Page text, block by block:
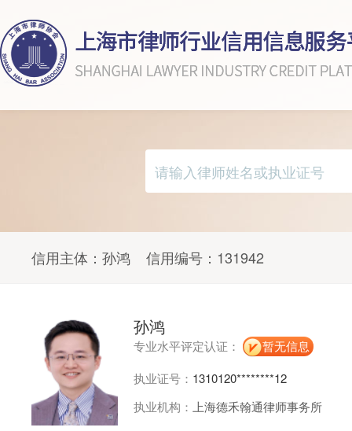
信用主体： 孙鸿 信用编号： 131942
孙鸿
专业水平评定认证：
暂无信息
执业证号： 1310120********12
执业机构： 上海德禾翰通律师事务所